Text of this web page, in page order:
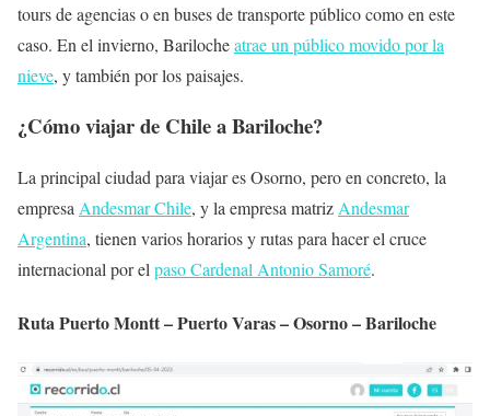
tours de agencias o en buses de transporte público como en este
caso. En el invierno, Barilocheatrae un público movido por la
nieve, y también por los paisajes.
¿Cómo viajar de Chile a Bariloche?
La principal ciudad para viajar es Osorno, pero en concreto, la
empresa Andesmar Chile, y la empresa matriz Andesmar
Argentina, tienen varios horarios y rutas para hacer el cruce
internacional por el paso Cardenal Antonio Samoré.
Ruta Puerto Montt – Puerto Varas – Osorno – Bariloche